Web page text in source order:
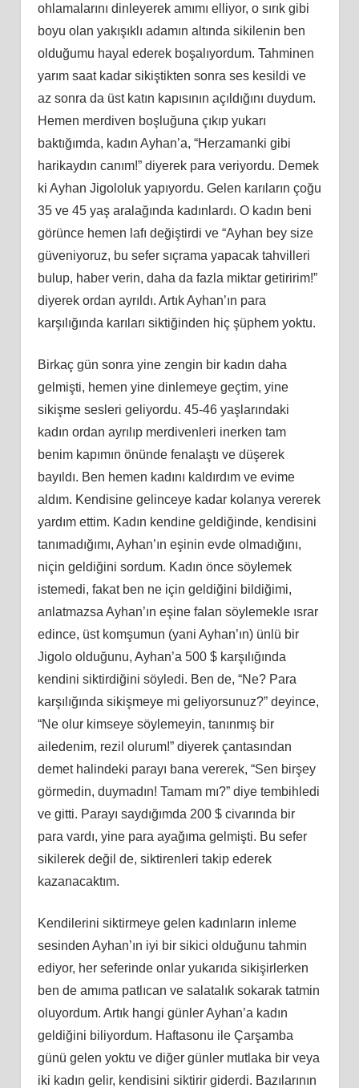
ohlamalarını dinleyerek amımı elliyor, o sırık gibi
boyu olan yakışıklı adamın altında sikilenin ben
olduğumu hayal ederek boşalıyordum. Tahminen
yarım saat kadar sikiştikten sonra ses kesildi ve
az sonra da üst katın kapısının açıldığını duydum.
Hemen merdiven boşluğuna çıkıp yukarı
baktığımda, kadın Ayhan’a, “Herzamanki gibi
harikaydın canım!” diyerek para veriyordu. Demek
ki Ayhan Jigololuk yapıyordu. Gelen karıların çoğu
35 ve 45 yaş aralağında kadınlardı. O kadın beni
görünce hemen lafı değiştirdi ve “Ayhan bey size
güveniyoruz, bu sefer sıçrama yapacak tahvilleri
bulup, haber verin, daha da fazla miktar getiririm!”
diyerek ordan ayrıldı. Artık Ayhan’ın para
karşılığında karıları siktiğinden hiç şüphem yoktu.
Birkaç gün sonra yine zengin bir kadın daha
gelmişti, hemen yine dinlemeye geçtim, yine
sikişme sesleri geliyordu. 45-46 yaşlarındaki
kadın ordan ayrılıp merdivenleri inerken tam
benim kapımın önünde fenalaştı ve düşerek
bayıldı. Ben hemen kadını kaldırdım ve evime
aldım. Kendisine gelinceye kadar kolanya vererek
yardım ettim. Kadın kendine geldiğinde, kendisini
tanımadığımı, Ayhan’ın eşinin evde olmadığını,
niçin geldiğini sordum. Kadın önce söylemek
istemedi, fakat ben ne için geldiğini bildiğimi,
anlatmazsa Ayhan’ın eşine falan söylemekle ısrar
edince, üst komşumun (yani Ayhan’ın) ünlü bir
Jigolo olduğunu, Ayhan’a 500 $ karşılığında
kendini siktirdiğini söyledi. Ben de, “Ne? Para
karşılığında sikişmeye mi geliyorsunuz?” deyince,
“Ne olur kimseye söylemeyin, tanınmış bir
ailedenim, rezil olurum!” diyerek çantasından
demet halindeki parayı bana vererek, “Sen birşey
görmedin, duymadın! Tamam mı?” diye tembihledi
ve gitti. Parayı saydığımda 200 $ civarında bir
para vardı, yine para ayağıma gelmişti. Bu sefer
sikilerek değil de, siktirenleri takip ederek
kazanacaktım.
Kendilerini siktirmeye gelen kadınların inleme
sesinden Ayhan’ın iyi bir sikici olduğunu tahmin
ediyor, her seferinde onlar yukarıda sikişirlerken
ben de amıma patlıcan ve salatalık sokarak tatmin
oluyordum. Artık hangi günler Ayhan’a kadın
geldiğini biliyordum. Haftasonu ile Çarşamba
günü gelen yoktu ve diğer günler mutlaka bir veya
iki kadın gelir, kendisini siktirir giderdi. Bazılarının